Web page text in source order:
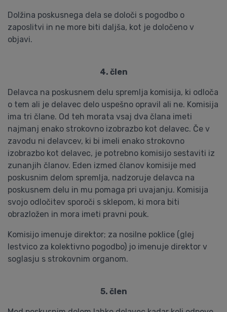
Dolžina poskusnega dela se določi s pogodbo o
zaposlitvi in ne more biti daljša, kot je določeno v
objavi.
4. člen
Delavca na poskusnem delu spremlja komisija, ki odloča
o tem ali je delavec delo uspešno opravil ali ne. Komisija
ima tri člane. Od teh morata vsaj dva člana imeti
najmanj enako strokovno izobrazbo kot delavec. Če v
zavodu ni delavcev, ki bi imeli enako strokovno
izobrazbo kot delavec, je potrebno komisijo sestaviti iz
zunanjih članov. Eden izmed članov komisije med
poskusnim delom spremlja, nadzoruje delavca na
poskusnem delu in mu pomaga pri uvajanju. Komisija
svojo odločitev sporoči s sklepom, ki mora biti
obrazložen in mora imeti pravni pouk.
Komisijo imenuje direktor; za nosilne poklice (glej
lestvico za kolektivno pogodbo) jo imenuje direktor v
soglasju s strokovnim organom.
5. člen